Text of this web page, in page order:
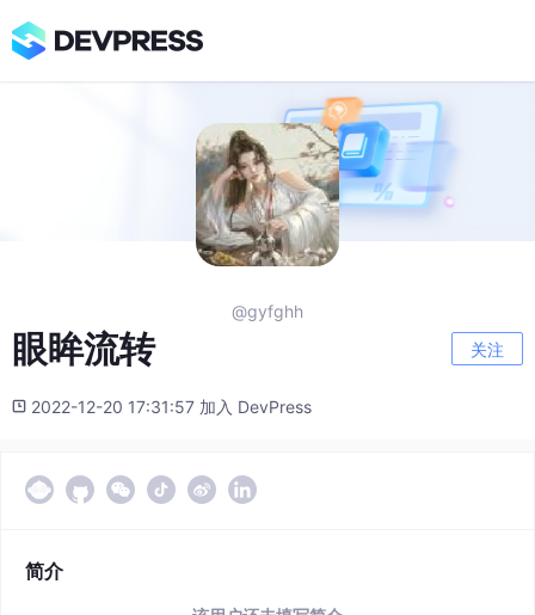
@gyfghh
眼眸流转 关注
2022-12-20 17:31:57 加入 DevPress
简介